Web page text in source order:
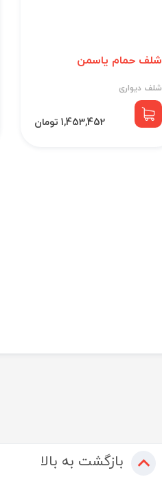
شلف حمام یاسمن
شلف دیواری
1,453,452 تومان
بازگشت به بالا